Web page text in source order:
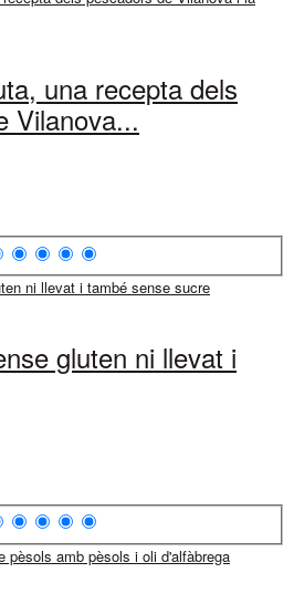
una recepta dels
Vilanova...
gluten ni llevat i